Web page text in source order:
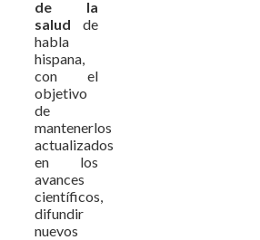
de la
salud de
habla
hispana,
con el
objetivo
de
mantenerlos
actualizados
en los
avances
científicos,
difundir
nuevos